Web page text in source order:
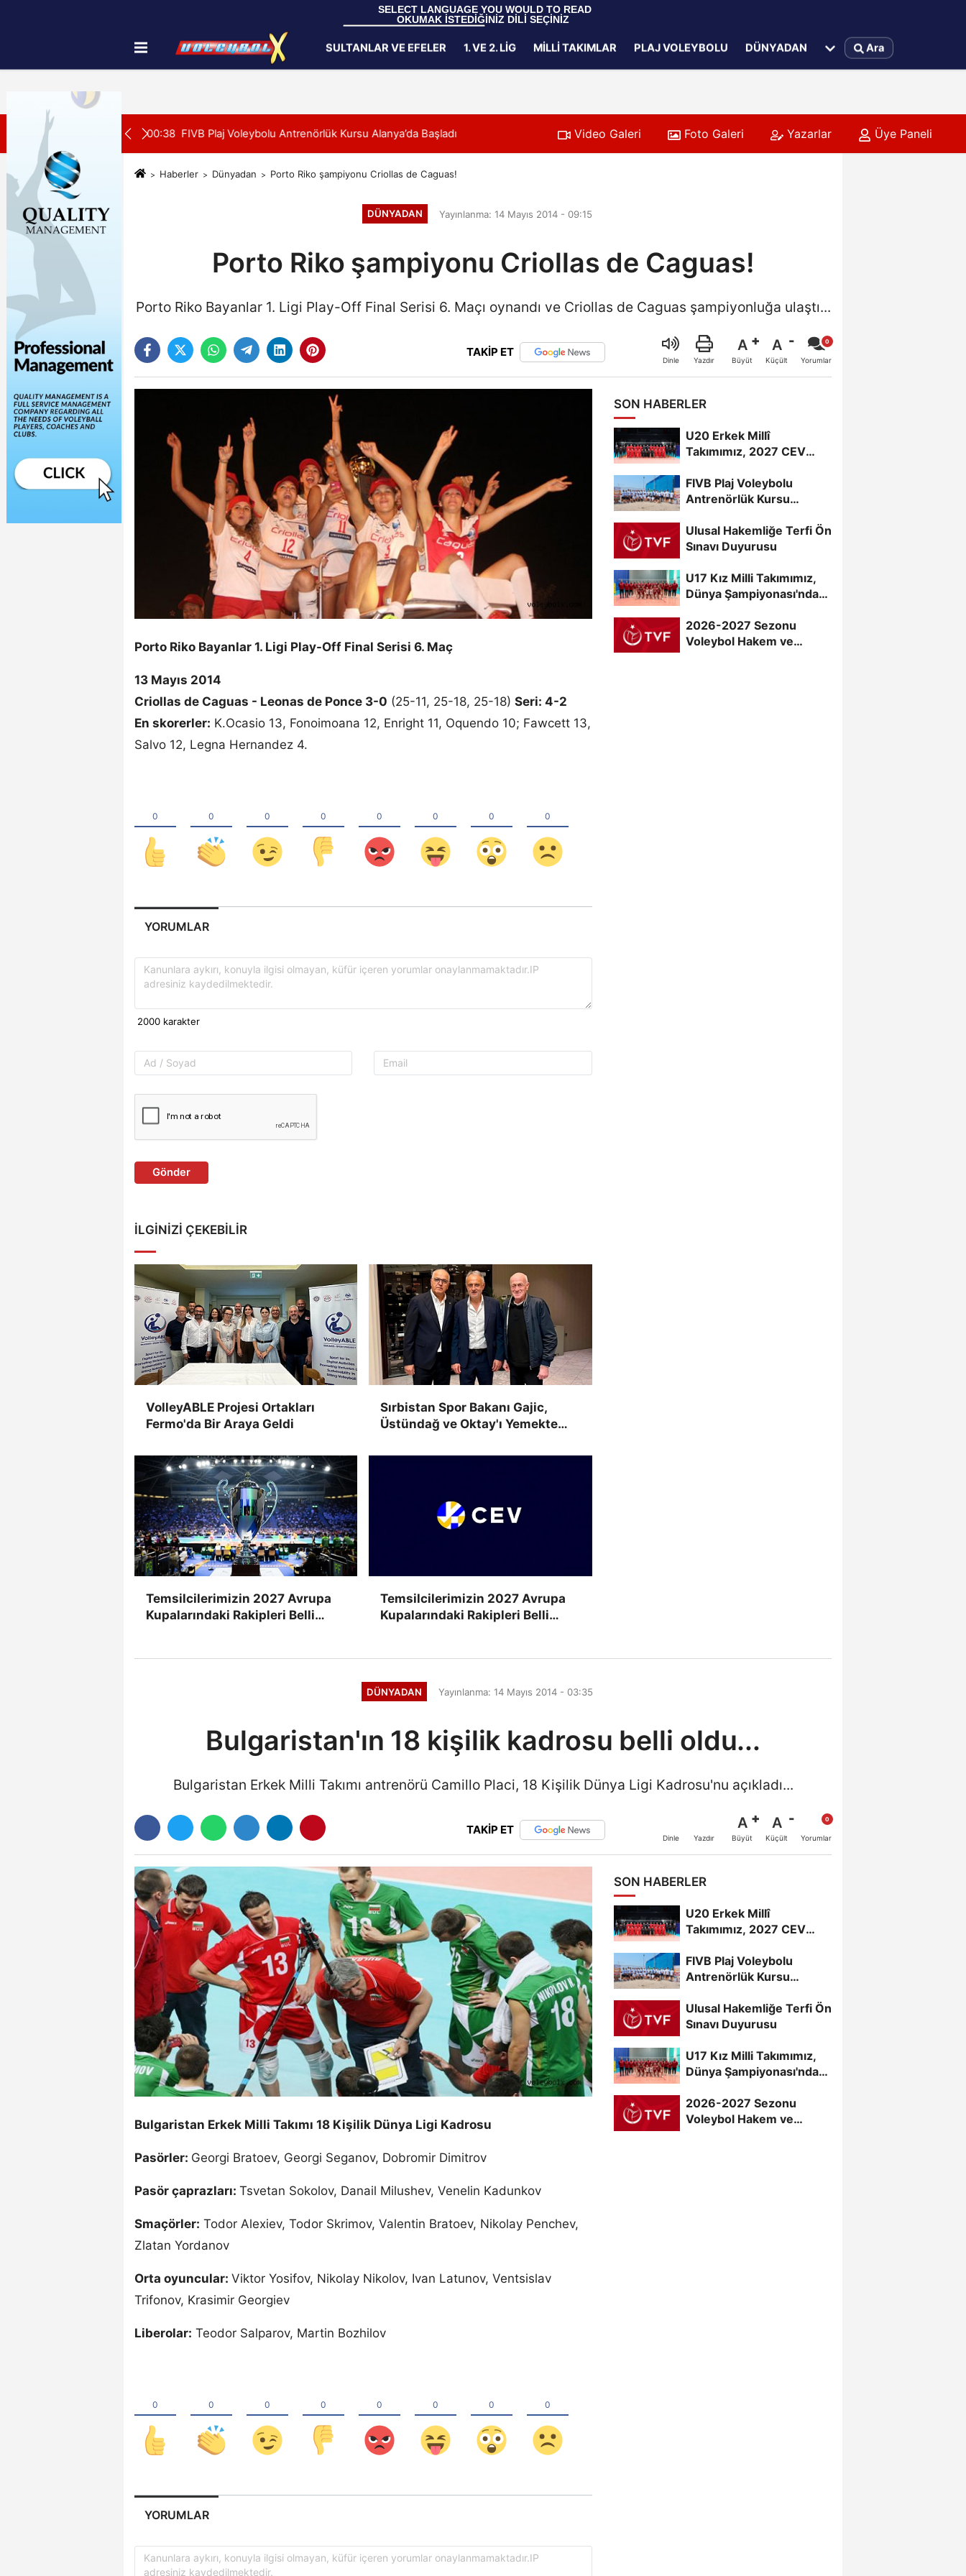
SELECT LANGUAGE YOU WOULD TO READ
OKUMAK İSTEDİĞİNİZ DİLİ SEÇİNİZ
İletişim Çerez Politikası
SULTANLAR VE EFELER 1. VE 2. LIG MILLI TAKIMLAR PLAJ VOLEYBOLU DÜNYADAN Ara
SON DAKİKA:
Başladı 00:39 U20 Erkek Millî Takımımız, 2027 CEV U20 Erkekler Avrupa Şampiyonası İlk Tur Elemeleri Hazırlıklarına Başladı
Video Galeri Foto Galeri Yazarlar Üye Paneli
Haberler Dünyadan Porto Riko şampiyonu Criollas de Caguas!
DÜNYADAN Yayınlanma: 14 Mayıs 2014 - 09:15
Porto Riko şampiyonu Criollas de Caguas!
Porto Riko Bayanlar 1. Ligi Play-Off Final Serisi 6. Maçı oynandı ve Criollas de Caguas şampiyonluğa ulaştı...
TAKİP ET
Dinle Yazdır
A
Büyüt
A
Küçült Yorumlar
Porto Riko Bayanlar 1. Ligi Play-Off Final Serisi 6. Maç
13 Mayıs 2014
Criollas de Caguas - Leonas de Ponce 3-0 (25-11, 25-18, 25-18) Seri: 4-2
En skorerler: K.Ocasio 13, Fonoimoana 12, Enright 11, Oquendo 10; Fawcett 13,
Salvo 12, Legna Hernandez 4.
YORUMLAR
Gönder
İLGINIZI ÇEKEBILIR
VolleyABLE Projesi Ortakları
Fermo'da Bir Araya Geldi
Sırbistan Spor Bakanı Gajic,
Üstündağ ve Oktay'ı Yemekte
Temsilcilerimizin 2027 Avrupa
Kupalarındaki Rakipleri Belli
Temsilcilerimizin 2027 Avrupa
Kupalarındaki Rakipleri Belli
SON HABERLER
U20 Erkek Millî
Takımımız, 2027 CEV
Şampiyonası...
FIVB Plaj Voleybolu
Antrenörlük Kursu
Ulusal Hakemliğe Terfi Ön
Sınavı Duyurusu
U17 Kız Milli Takımımız,
Dünya Şampiyonası'nda
2026-2027 Sezonu
Voleybol Hakem ve
DÜNYADAN Yayınlanma: 14 Mayıs 2014 - 03:35
Bulgaristan'ın 18 kişilik kadrosu belli oldu...
Bulgaristan Erkek Milli Takımı antrenörü Camillo Placi, 18 Kişilik Dünya Ligi Kadrosu'nu açıkladı...
TAKİP ET
Dinle Yazdır
A
Büyüt
A
Küçült Yorumlar
Bulgaristan Erkek Milli Takımı 18 Kişilik Dünya Ligi Kadrosu
Pasörler: Georgi Bratoev, Georgi Seganov, Dobromir Dimitrov
Pasör çaprazları: Tsvetan Sokolov, Danail Milushev, Venelin Kadunkov
Smaçörler: Todor Alexiev, Todor Skrimov, Valentin Bratoev, Nikolay Penchev,
Zlatan Yordanov
Orta oyuncular: Viktor Yosifov, Nikolay Nikolov, Ivan Latunov, Ventsislav
Trifonov, Krasimir Georgiev
Liberolar: Teodor Salparov, Martin Bozhilov
YORUMLAR
SON HABERLER
U20 Erkek Millî
Takımımız, 2027 CEV
Şampiyonası...
FIVB Plaj Voleybolu
Antrenörlük Kursu
Ulusal Hakemliğe Terfi Ön
Sınavı Duyurusu
U17 Kız Milli Takımımız,
Dünya Şampiyonası'nda
2026-2027 Sezonu
Voleybol Hakem ve